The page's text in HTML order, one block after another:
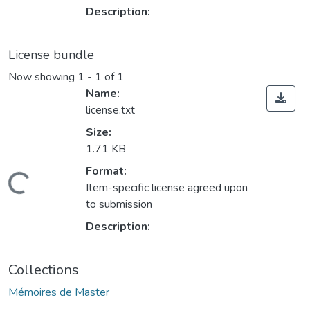
Description:
License bundle
Now showing 1 - 1 of 1
Loading...
Name:
license.txt
Size:
1.71 KB
Format:
Item-specific license agreed upon
to submission
Description:
Collections
Mémoires de Master